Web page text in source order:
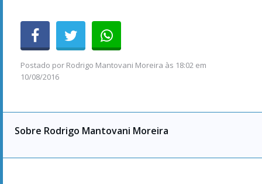
Postado por Rodrigo Mantovani Moreira às 18:02 em
10/08/2016
Sobre Rodrigo Mantovani Moreira